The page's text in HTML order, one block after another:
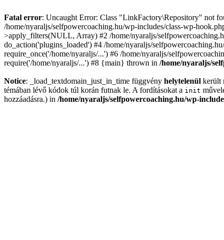
Fatal error: Uncaught Error: Class "LinkFactory\Repository" not
/home/nyaraljs/selfpowercoaching.hu/wp-includes/class-wp-
>apply_filters(NULL, Array) #2 /home/nyaraljs/
do_action('plugins_loaded') #4 /home/nyaraljs/
require_once('/home/nyaraljs/...') #6 /home/nyaraljs/
require('/home/nyaraljs/...') #8 {main} thrown in /home/nyaraljs/
Notice: _load_textdomain_just_in_time függvény helytelenül került
témában lévő kódok túl korán futnak le. A fordításokat a init
hozzáadásra.) in /home/nyaraljs/selfpowercoaching.hu/wp-